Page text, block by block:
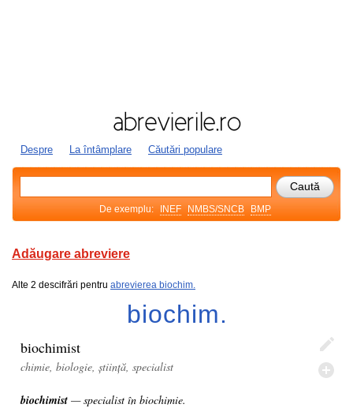
Despre La întâmplare Căutări populare
De exemplu: INEF NMBS/SNCB BMP
Adăugare abreviere
Alte 2 descifrări pentru abrevierea biochim.
biochim.
biochimist
chimie, biologie, știință, specialist
biochimist — specialist în biochimie.